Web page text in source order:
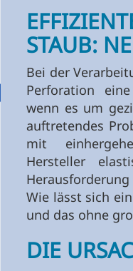
STAUB:
Bei der
Perforation
wenn es um
auftretendes
mit
Hersteller
Wie lässt sich
und das ohne
DIE